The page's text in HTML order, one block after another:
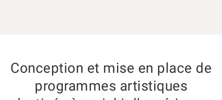
Conception et mise en place de
programmes artistiques